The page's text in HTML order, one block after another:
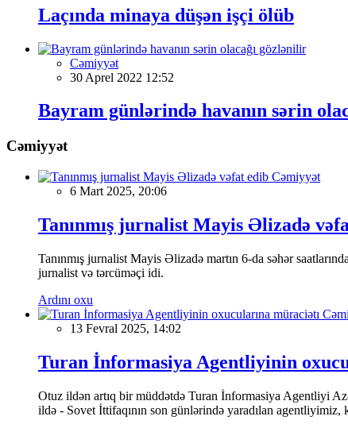
Laçında minaya düşən işçi ölüb
Cəmiyyət
30 Aprel 2022 12:52
Bayram günlərində havanın sərin
Cəmiyyət
Cəmiyyət
6 Mart 2025, 20:06
Tanınmış jurnalist Mayis Əlizadə
Tanınmış jurnalist Mayis Əlizadə martın 6-da səhər
jurnalist və tərcüməçi idi.
Ardını oxu
13 Fevral 2025, 14:02
Turan İnformasiya Agentliyinin
Otuz ildən artıq bir müddətdə Turan İnformasiya Agentliyi
ildə - Sovet İttifaqının son günlərində yaradılan